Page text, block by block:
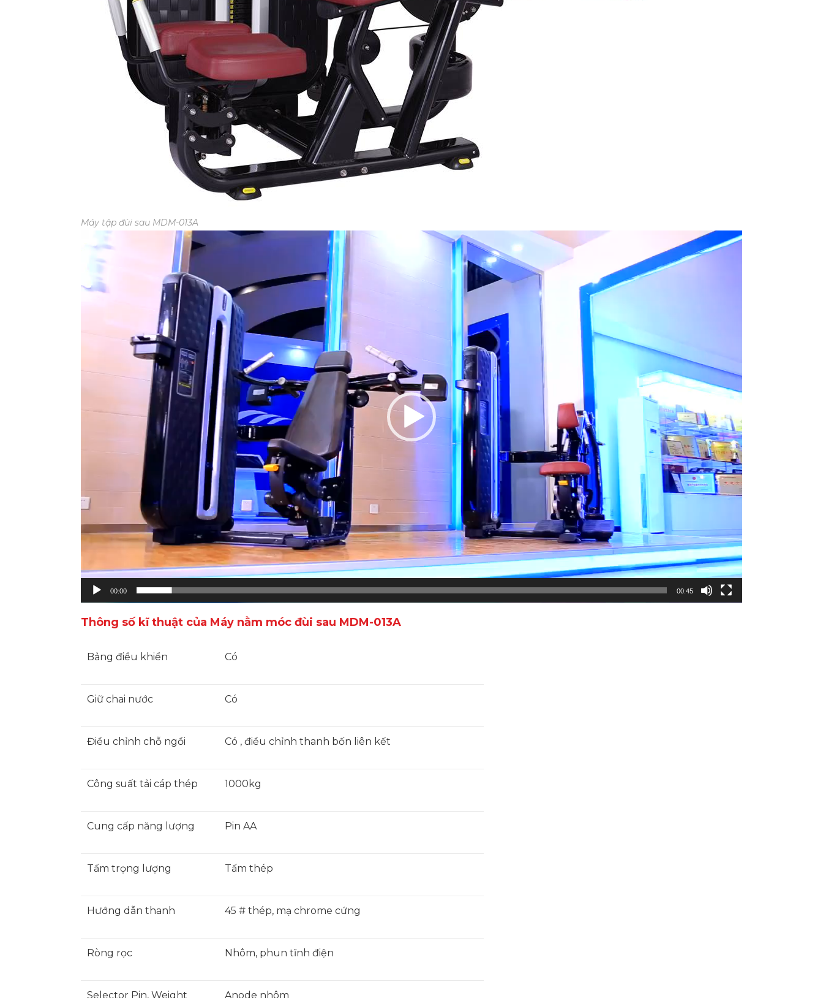
Máy tập đùi sau MDM-013A
Video
00:00 00:45
Thông số kĩ thuật của Máy nằm móc đùi sau MDM-013A
Bảng điều khiển Có
Giữ chai nước Có
Điều chỉnh chỗ ngồi Có , điều chỉnh thanh bốn liên kết
Công suất tải cáp thép 1000kg
Cung cấp năng lượng Pin AA
Tấm trọng lượng Tấm thép
Hướng dẫn thanh 45 # thép, mạ chrome cứng
Ròng rọc Nhôm, phun tĩnh điện
Selector Pin, Weight Anode nhôm